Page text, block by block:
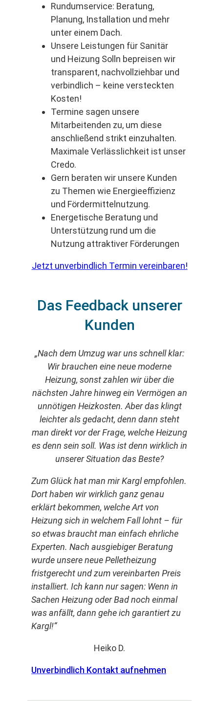
Rundumservice: Beratung,
Planung, Installation und mehr
unter einem Dach.
Unsere Leistungen für Sanitär
und Heizung Solln bepreisen wir
transparent, nachvollziehbar und
verbindlich – keine versteckten
Kosten!
Termine sagen unsere
Mitarbeitenden zu, um diese
anschließend strikt einzuhalten.
Maximale Verlässlichkeit ist unser
Credo.
Gern beraten wir unsere Kunden
zu Themen wie Energieeffizienz
und Fördermittelnutzung.
Energetische Beratung und
Unterstützung rund um die
Nutzung attraktiver Förderungen
Jetzt unverbindlich Termin vereinbaren!
Das Feedback unserer
Kunden
„Nach dem Umzug war uns schnell klar:
Wir brauchen eine neue moderne
Heizung, sonst zahlen wir über die
nächsten Jahre hinweg ein Vermögen an
unnötigen Heizkosten. Aber das klingt
leichter als gedacht, denn dann steht
man direkt vor der Frage, welche Heizung
es denn sein soll. Was ist denn wirklich in
unserer Situation das Beste?
Zum Glück hat man mir Kargl empfohlen.
Dort haben wir wirklich ganz genau
erklärt bekommen, welche Art von
Heizung sich in welchem Fall lohnt – für
so etwas braucht man einfach ehrliche
Experten. Nach ausgiebiger Beratung
wurde unsere neue Pelletheizung
fristgerecht und zum vereinbarten Preis
installiert. Ich kann nur sagen: Wenn in
Sachen Heizung oder Bad noch einmal
was anfällt, dann gehe ich garantiert zu
Kargl!“
Heiko D.
Unverbindlich Kontakt aufnehmen